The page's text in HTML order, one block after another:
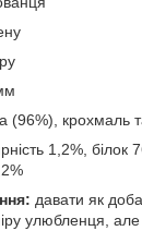
(96%), крохмаль
1,2%, білок
давати як
улюбленця,